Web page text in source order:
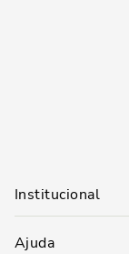
Institucional
Ajuda